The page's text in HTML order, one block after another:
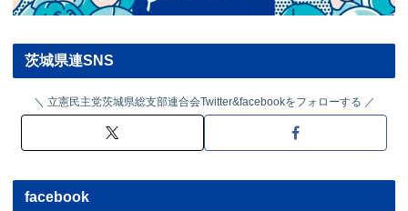
茨城県連SNS
立憲民主党茨城県総支部連合会Twitter&facebookをフォローする
facebook